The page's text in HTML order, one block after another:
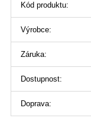
Kód produktu:
Výrobce:
Záruka:
Dostupnost:
Doprava: